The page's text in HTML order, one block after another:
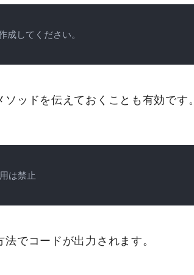
成してください。
ッドを伝えておくことも有効です。
は禁止
でコードが出力されます。